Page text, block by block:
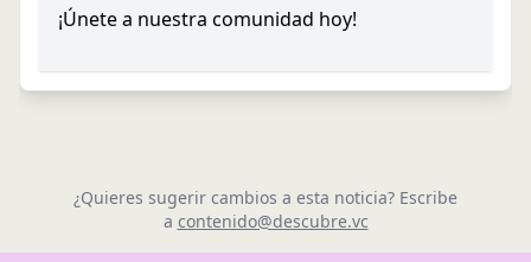
¡Únete a nuestra comunidad hoy!
¿Quieres sugerir cambios a esta noticia? Escribe
a contenido@descubre.vc